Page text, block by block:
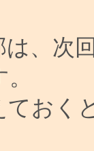
は、次
ておく